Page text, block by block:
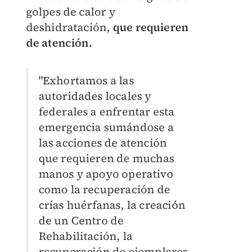
golpes de calor y
deshidratación, que requieren
de atención.
"Exhortamos a las
autoridades locales y
federales a enfrentar esta
emergencia sumándose a
las acciones de atención
que requieren de muchas
manos y apoyo operativo
como la recuperación de
crías huérfanas, la creación
de un Centro de
Rehabilitación, la